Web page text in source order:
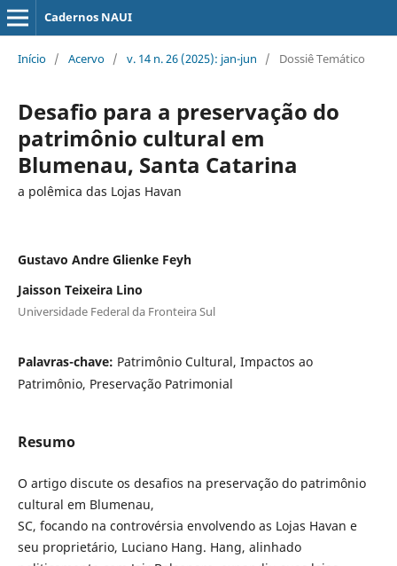
Cadernos NAUI
Início / Acervo / v. 14 n. 26 (2025): jan-jun / Dossiê Temático
Desafio para a preservação do
patrimônio cultural em
Blumenau, Santa Catarina
a polêmica das Lojas Havan
Gustavo Andre Glienke Feyh
Jaisson Teixeira Lino
Universidade Federal da Fronteira Sul
Palavras-chave: Patrimônio Cultural, Impactos ao
Patrimônio, Preservação Patrimonial
Resumo
O artigo discute os desafios na preservação do patrimônio
cultural em Blumenau,
SC, focando na controvérsia envolvendo as Lojas Havan e
seu proprietário, Luciano Hang. Hang, alinhado